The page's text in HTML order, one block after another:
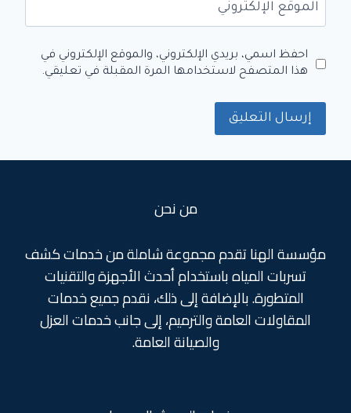
الموقع الإلكتروني
احفظ اسمي، بريدي الإلكتروني، والموقع الإلكتروني في
هذا المتصفح لاستخدامها المرة المقبلة في تعليقي.
من نحن
مؤسسة الهنا تقدم مجموعة شاملة من خدمات كشف
تسربات المياه باستخدام أحدث الأجهزة والتقنيات
المتطورة. بالإضافة إلى ذلك، نقدم جميع خدمات
المقاولات العامة والترميم، إلى جانب خدمات العزل
والصيانة العامة.